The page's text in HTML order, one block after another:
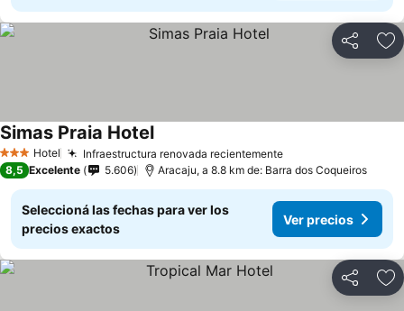
Compartir
3 Estrellas
Hotel Infraestructura renovada recientemente
Simas Praia Hotel
8,5 Excelente 5.606 Aracaju, a 8.8 km de: Barra dos Coqueiros
Seleccioná las fechas para ver los
precios exactos
Ver precios
Compartir